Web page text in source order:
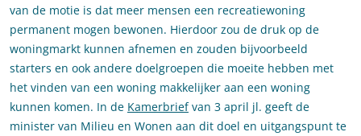
van de motie is dat meer mensen een recreatiewoning
permanent mogen bewonen. Hierdoor zou de druk op de
woningmarkt kunnen afnemen en zouden bijvoorbeeld
starters en ook andere doelgroepen die moeite hebben met
het vinden van een woning makkelijker aan een woning
kunnen komen. In de Kamerbriefvan 3 april jl. geeft de
minister van Milieu en Wonen aan dit doel en uitgangspunt te